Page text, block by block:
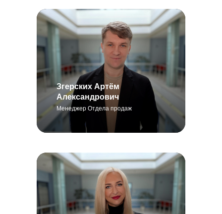
Згерских Артём
Александрович
Менеджер Отдела продаж